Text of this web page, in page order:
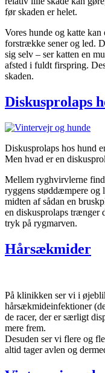
før skaden er helet.
Vores hunde og katte kan
forstrække sener og led.
sig selv – ser katten en
afsted i fuldt firspring.
skaden.
Diskusprolaps
Diskusprolaps hos hund
Men hvad er en
Mellem ryghvirvlerne
ryggens støddæmpere
midten af sådan en
en diskusprolaps trænger
tryk på rygmarven.
Hårsækmider
På klinikken ser vi i
hårsækmideinfektioner
de racer, der er særligt
mere frem.
Desuden ser vi flere og
altid tager avlen og